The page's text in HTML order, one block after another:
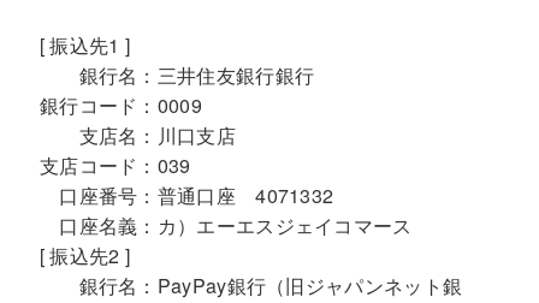
[ 振込先1 ]
銀行名： 三井住友銀行銀行
銀行コード： 0009
支店名： 川口支店
支店コード： 039
口座番号： 普通口座 4071332
口座名義： カ）エーエスジェイコマース
[ 振込先2 ]
銀行名： PayPay銀行（旧ジャパンネット銀